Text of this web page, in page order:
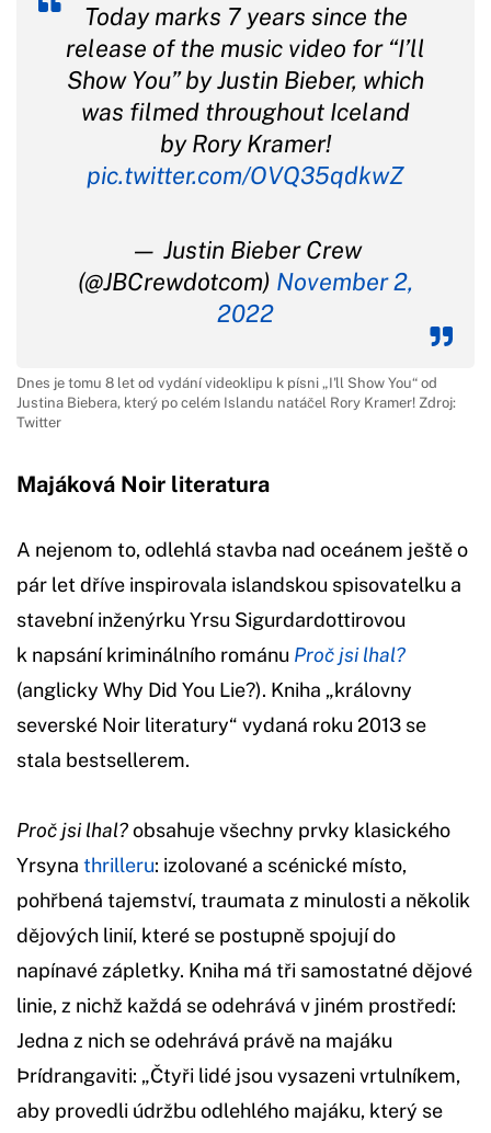
Today marks 7 years since the
release of the music video for “I’ll
Show You” by Justin Bieber, which
was filmed throughout Iceland
by Rory Kramer!
pic.twitter.com/OVQ35qdkwZ
— Justin Bieber Crew
(@JBCrewdotcom) November 2,
2022
Dnes je tomu 8 let od vydání videoklipu k písni „I'll Show You“ od
Justina Biebera, který po celém Islandu natáčel Rory Kramer! Zdroj:
Twitter
Majáková Noir literatura
A nejenom to, odlehlá stavba nad oceánem ještě o
pár let dříve inspirovala islandskou spisovatelku a
stavební inženýrku Yrsu Sigurdardottirovou
k napsání kriminálního románu Proč jsi lhal?
(anglicky Why Did You Lie?). Kniha „královny
severské Noir literatury“ vydaná roku 2013 se
stala bestsellerem.
Proč jsi lhal?obsahuje všechny prvky klasického
Yrsyna thrilleru: izolované a scénické místo,
pohřbená tajemství, traumata z minulosti a několik
dějových linií, které se postupně spojují do
napínavé zápletky. Kniha má tři samostatné dějové
linie, z nichž každá se odehrává v jiném prostředí:
Jedna z nich se odehrává právě na majáku
Þrídrangaviti: „Čtyři lidé jsou vysazeni vrtulníkem,
aby provedli údržbu odlehlého majáku, který se